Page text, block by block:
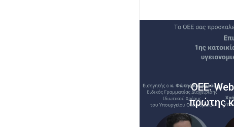
ΟΕΕ:
πρώτης